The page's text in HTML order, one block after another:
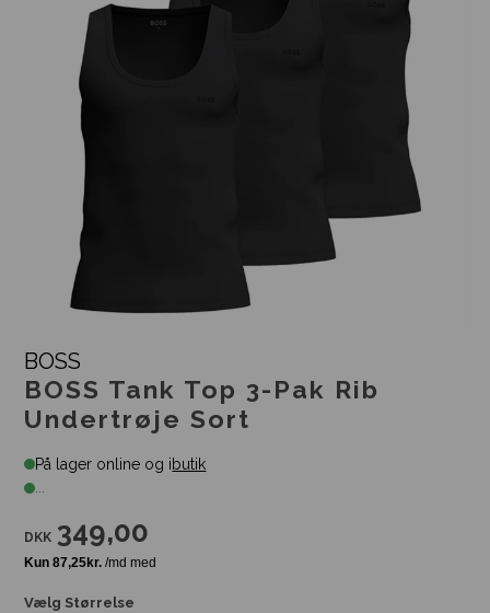
BOSS
BOSS Tank Top 3-Pak Rib
Undertrøje Sort
På lager online og ibutik
...
DKK 349,00
Vælg Størrelse